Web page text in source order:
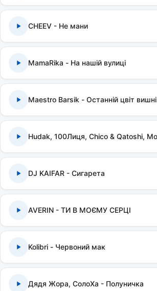
CHEEV - Не мани
MamaRika - На нашій вулиці
Maestro Barsik - Останній цвіт вишні
DJ KAIFAR - Сигарета
AVERIN - ТИ В МОЄМУ СЕРЦІ
Kolibri - Червоний мак
Дядя Жора, СолоХа - Полуничка